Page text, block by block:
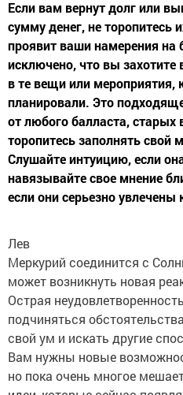
Если вам вернут долг или
сумму денег, не торопитесь
проявит ваши намерения
исключено, что вы захотите
в те вещи или мероприятия,
планировали. Это
от любого балласта,
торопитесь заполнять
Слушайте интуицию, если
навязывайте свое мнение
если они серьезно увлечены
Лев
Меркурий соединится с
может возникнуть новая
Острая
подчиняться
свой ум и искать другие
Вам нужны новые
но пока очень многое